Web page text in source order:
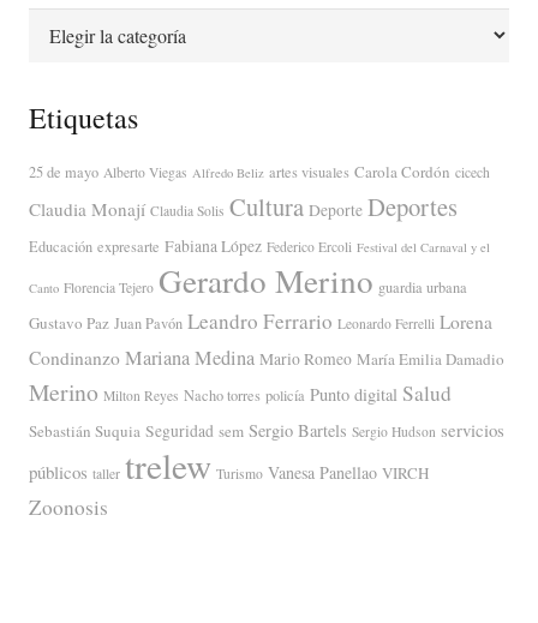
Etiquetas
25 de mayo Alberto Viegas Alfredo Beliz artes visuales Carola Cordón cicech
Claudia Monají Claudia Solis Cultura Deporte Deportes
Educación expresarte Fabiana López Federico Ercoli Festival del Carnaval y el
Canto Florencia Tejero Gerardo Merino guardia urbana
Gustavo Paz Juan Pavón Leandro Ferrario Leonardo Ferrelli Lorena
Condinanzo Mariana Medina Mario Romeo María Emilia Damadio
Merino Milton Reyes Nacho torres policía Punto digital Salud
Sebastián Suquia Seguridad sem Sergio Bartels Sergio Hudson servicios
públicos taller trelew Turismo Vanesa Panellao VIRCH
Zoonosis